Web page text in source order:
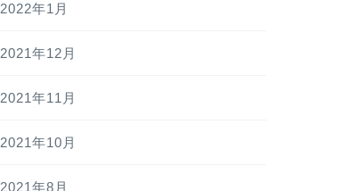
2022年1月
2021年12月
2021年11月
2021年10月
2021年8月